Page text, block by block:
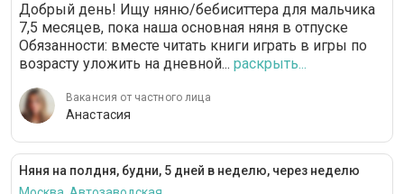
Добрый день! Ищу няню/бебиситтера для мальчика
7,5 месяцев, пока наша основная няня в отпуске
Обязанности: вместе читать книги играть в игры по
возрасту уложить на дневной... раскрыть...
Вакансия от частного лица
Анастасия
Няня на полдня, будни, 5 дней в неделю, через неделю